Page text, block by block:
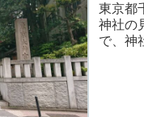
東京都
神社の
で、神